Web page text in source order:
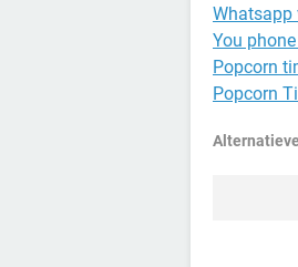
Whatsapp
You
Popcorn
Popcorn